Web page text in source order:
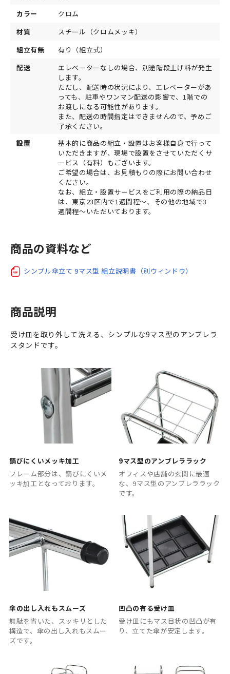
カラー
クロム
材質
スチール（クロムメッキ）
組立有無
有り（組立式）
配送
エレベーターなしの場合、別途階段上げ料が発生
します。
ただし、配送時の状況により、エレベーターがあ
っても、駐車やワンマン配送の影響で、1階での
お渡しになる可能性があります。
また、配送の時間指定はできませんので、予めご
了承ください。
設置
基本的に商品の組立・設置はお客様自身で行って
いただきますが、現場で設置をさせていただくサ
ービス（有料）もございます。
ご希望の場合は、お見積もりの際にお問い合わせ
ください。
なお、組立・設置サービスをご利用の際の納品日
は、東京23区内で1週間程～、その他の地域で3
週間程～いただいております。
商品の資料など
シンプル傘立て 9マス型 組立説明書（別ウィンドウ）
商品説明
受け皿を取り外して洗える、シンプルな9マス型のアンブレラ
スタンドです。
錆びにくいメッキ加工
フレーム部分は、錆びにくいメ
ッキ加工となっております。
9マス型のアンブレララック
オフィスや店舗の玄関に最適
な、9マス型のアンブレララック
です。
傘の出し入れもスムーズ
無駄を省いた、スッキリとした
構造で、傘の出し入れもスムー
ズです。
凹凸の有る受け皿
受け皿にもマス目状の凹凸が有
り、立てた傘が安定します。